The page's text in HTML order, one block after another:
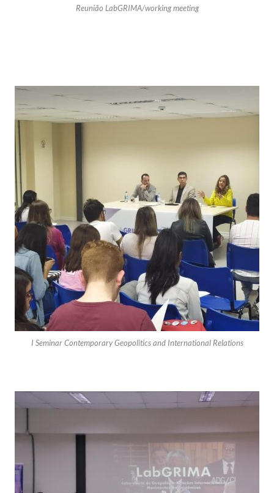
Reunião LabGRIMA/working meeting
I Seminar Contemporary Geopolitics and International Relations